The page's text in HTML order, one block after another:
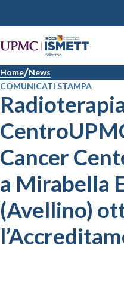
Home News
COMUNICATI STAMPA
Cancer
a Mirabella
(Avellino)